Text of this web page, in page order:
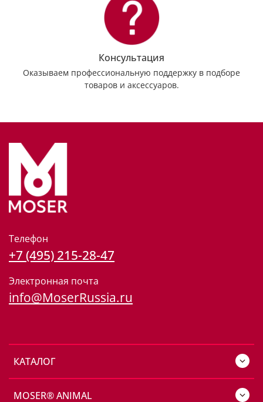
Консультация
Оказываем профессиональную поддержку в подборе
товаров и аксессуаров.
КАТАЛОГ
MOSER® ANIMAL
Телефон
+7 (495) 215-28-47
Электронная почта
info@MoserRussia.ru